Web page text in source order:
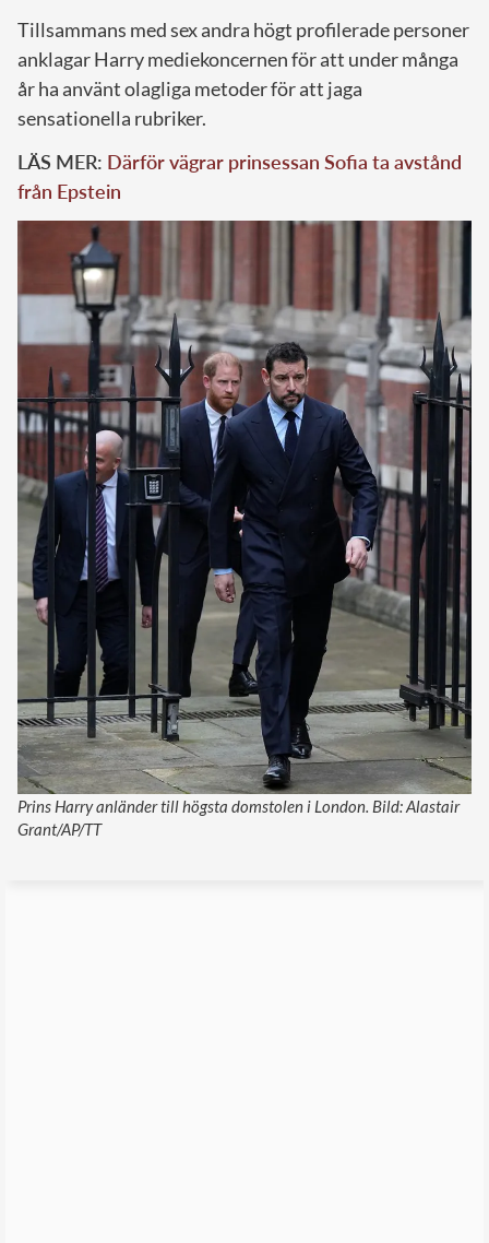
Tillsammans med sex andra högt profilerade personer
anklagar Harry mediekoncernen för att under många
år ha använt olagliga metoder för att jaga
sensationella rubriker.
LÄS MER: Därför vägrar prinsessan Sofia ta avstånd
från Epstein
Prins Harry anländer till högsta domstolen i London. Bild: Alastair
Grant/AP/TT